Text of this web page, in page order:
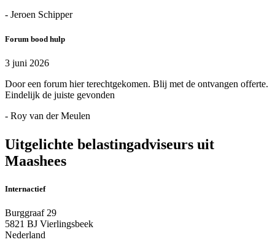
- Jeroen Schipper
Forum bood hulp
3 juni 2026
Door een forum hier terechtgekomen. Blij met de ontvangen offerte.
Eindelijk de juiste gevonden
- Roy van der Meulen
Uitgelichte belastingadviseurs uit
Maashees
Internactief
Burggraaf 29
5821 BJ Vierlingsbeek
Nederland